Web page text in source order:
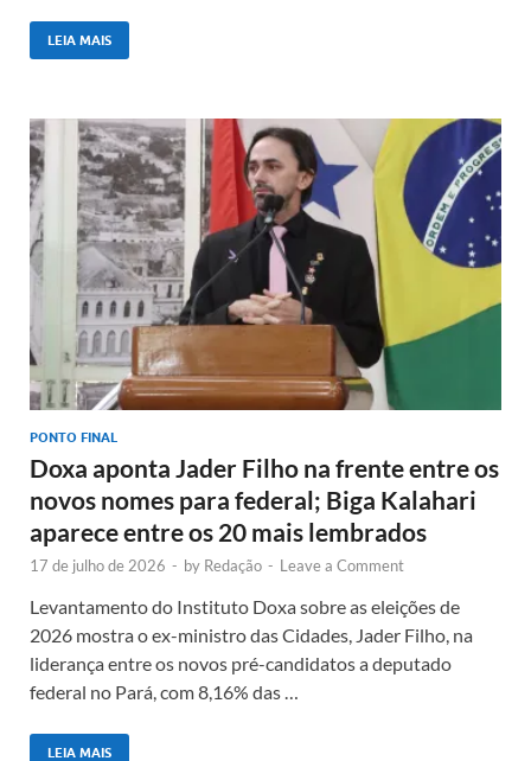
LEIA MAIS
PONTO FINAL
Doxa aponta Jader Filho na frente entre os
novos nomes para federal; Biga Kalahari
aparece entre os 20 mais lembrados
17 de julho de 2026 - by Redação - Leave a Comment
Levantamento do Instituto Doxa sobre as eleições de
2026 mostra o ex-ministro das Cidades, Jader Filho, na
liderança entre os novos pré-candidatos a deputado
federal no Pará, com 8,16% das …
LEIA MAIS